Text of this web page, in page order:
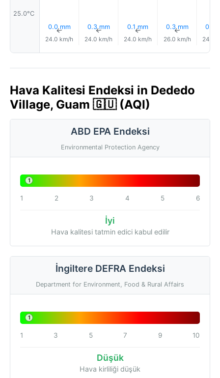
25.0°C
0.0 mm
↑
24.0 km/h
0.3 mm
↑
24.0 km/h
0.1 mm
↑
24.0 km/h
0.3 mm
↑
26.0 km/h
0.7
24.0
Hava Kalitesi Endeksi in Dededo
Village, Guam 🇬🇺 (AQI)
ABD EPA Endeksi
Environmental Protection Agency
1
1 2 3 4 5 6
İyi
Hava kalitesi tatmin edici kabul edilir
İngiltere DEFRA Endeksi
Department for Environment, Food & Rural Affairs
1
1 3 5 7 9 10
Düşük
Hava kirliliği düşük